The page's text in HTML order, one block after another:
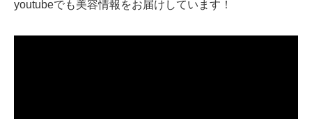
youtubeでも美容情報をお届けしています！